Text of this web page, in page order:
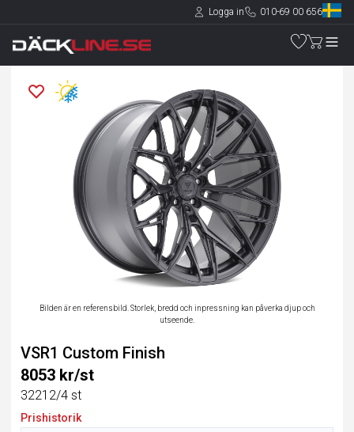
Logga in 010-69 00 656
Bilden är en referensbild. Storlek, bredd och inpressning kan påverka djup och
utseende.
VSR1 Custom Finish
8053 kr/st
32212/4 st
Prishistorik